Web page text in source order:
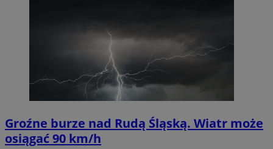
Groźne burze nad Rudą Śląską. Wiatr może
osiągać 90 km/h